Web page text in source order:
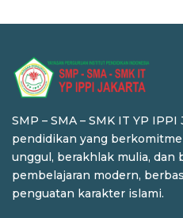
SMP – SMA – SMK IT YP
pendidikan yang
unggul, berakhlak mulia, dan
pembelajaran modern,
penguatan karakter islami.